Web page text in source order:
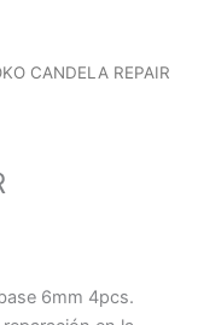
CANDELA REPAIR
6mm 4pcs.